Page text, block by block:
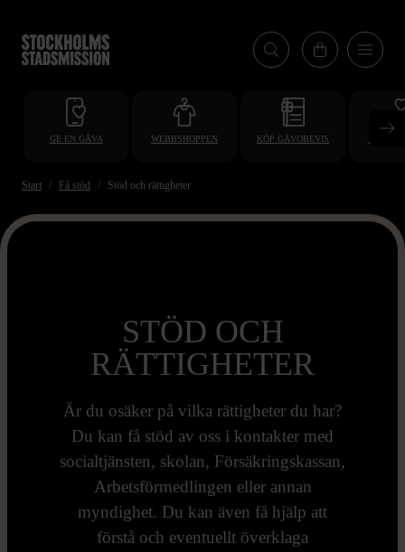
till
huvudinnehåll
GE EN GÅVA WEBBSHOPPEN KÖP GÅVOBEVIS
Start Få stöd Stöd och rättigheter
STÖD OCH
RÄTTIGHETER
Är du osäker på vilka rättigheter du har?
Du kan få stöd av oss i kontakter med
socialtjänsten, skolan, Försäkringskassan,
Arbetsförmedlingen eller annan
myndighet. Du kan även få hjälp att
förstå och eventuellt överklaga